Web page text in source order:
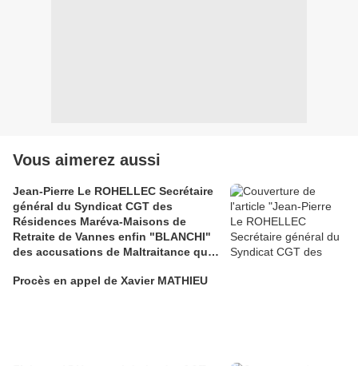
Vous aimerez aussi
Jean-Pierre Le ROHELLEC Secrétaire
général du Syndicat CGT des
Résidences Maréva-Maisons de
Retraite de Vannes enfin "BLANCHI"
des accusations de Maltraitance qui
Procès en appel de Xavier MATHIEU